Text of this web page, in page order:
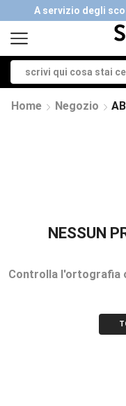
Home Negozio
NESSUN
Controlla l'ortografia